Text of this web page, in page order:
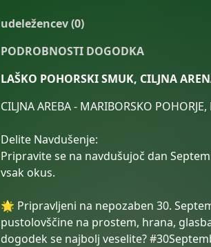
udeležencev (0)
PODROBNOSTI DOGODKA
LAŠKO POHORSKI SMUK, CILJNA
CILJNA AREBA - MARIBORSKO
Delite Navdušenje:
Pripravite se na navdušujoč dan
vsak okus.
🌟 Pripravljeni na nepozaben 30.
pustolovščine na prostem, hrana,
dogodek se najbolj veselite?